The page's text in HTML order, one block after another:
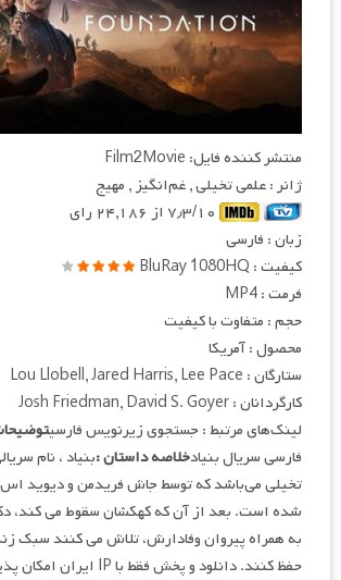
منتشر کننده فایل: Film2Movie
ژانر : علمی تخیلی , غم‌انگیز , مهیج
زبان : فارسی
کیفیت : BluRay 1080HQ
فرمت : MP4
حجم : متفاوت با کیفیت
محصول : آمریکا
ستارگان : Lou Llobell, Jared Harris, Lee Pace
کارگردانان : Josh Friedman, David S. Goyer
لینک‌های مرتبط : جستجوی زیرنویس فارسی
فارسی سریال بنیادخلاصه داستان :بنیاد ، نام
تخیلی می‌باشد که توسط جاش فریدمن و دیوید
شده است. بعد از آن که کهکشان سقوط می کند،
به همراه پیروان وفادارش، تلاش می کنند سبک
حفظ کنند. دانلود و پخش فقط با IP ایران امکان پذیر هست